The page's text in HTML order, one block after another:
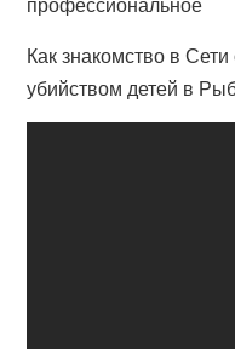
Как знакомство в
убийством детей в